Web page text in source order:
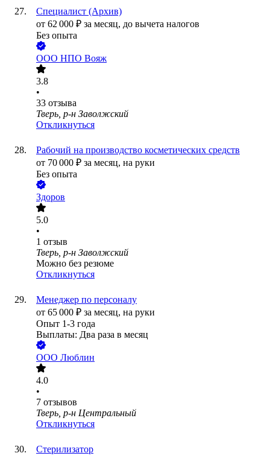
Специалист (Архив)
от 62 000 ₽ за месяц, до вычета налогов
Без опыта
ООО НПО Вояж
3.8
•
33 отзыва
Тверь, р-н Заволжский
Откликнуться
Рабочий на производство косметических средств
от 70 000 ₽ за месяц, на руки
Без опыта
Здоров
5.0
•
1 отзыв
Тверь, р-н Заволжский
Можно без резюме
Откликнуться
Менеджер по персоналу
от 65 000 ₽ за месяц, на руки
Опыт 1-3 года
Выплаты: Два раза в месяц
ООО Люблин
4.0
•
7 отзывов
Тверь, р-н Центральный
Откликнуться
Стерилизатор